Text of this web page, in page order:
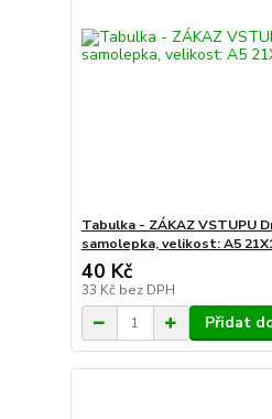
Tabulka - ZÁKAZ VSTUPU
samolepka, velikost: A5
40 Kč
33 Kč bez DPH
Přidat